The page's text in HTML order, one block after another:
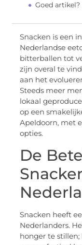
Goed
Snacken is een
Nederlandse
bitterballen tot
zijn overal te
aan het
Steeds meer
lokaal
op een
Apeldoorn, met
opties.
De
Snacken heeft
Nederlanders.
honger te stillen;